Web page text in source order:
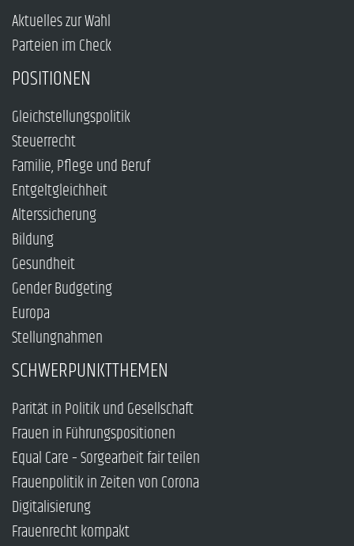
Aktuelles zur Wahl
Parteien im Check
POSITIONEN
Gleichstellungspolitik
Steuerrecht
Familie, Pflege und Beruf
Entgeltgleichheit
Alterssicherung
Bildung
Gesundheit
Gender Budgeting
Europa
Stellungnahmen
SCHWERPUNKTTHEMEN
Parität in Politik und Gesellschaft
Frauen in Führungspositionen
Equal Care – Sorgearbeit fair teilen
Frauenpolitik in Zeiten von Corona
Digitalisierung
Frauenrecht kompakt